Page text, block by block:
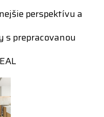
perspektívu a
s prepracovanou